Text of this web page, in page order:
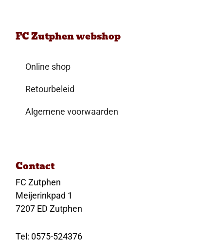
FC Zutphen webshop
Online shop
Retourbeleid
Algemene voorwaarden
Contact
FC Zutphen
Meijerinkpad 1
7207 ED Zutphen
Tel: 0575-524376